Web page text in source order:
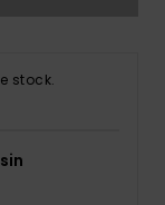
stock.